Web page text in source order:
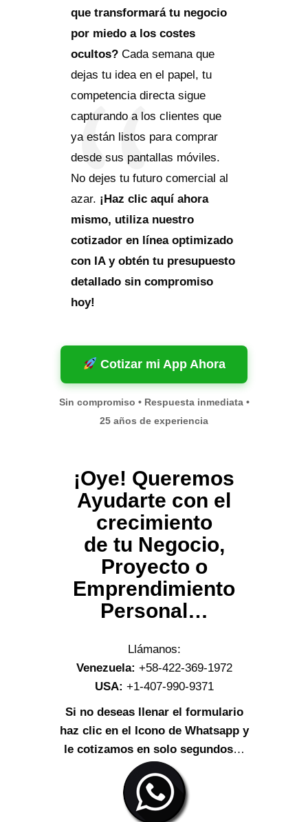
que transformará tu negocio
por miedo a los costes
ocultos? Cada semana que
dejas tu idea en el papel, tu
competencia directa sigue
capturando a los clientes que
ya están listos para comprar
desde sus pantallas móviles.
No dejes tu futuro comercial al
azar. ¡Haz clic aquí ahora
mismo, utiliza nuestro
cotizador en línea optimizado
con IA y obtén tu presupuesto
detallado sin compromiso
hoy!
Cotizar mi App Ahora
Sin compromiso • Respuesta inmediata •
25 años de experiencia
¡Oye! Queremos
Ayudarte con el
crecimiento
de tu Negocio,
Proyecto o
Emprendimiento
Personal…
Llámanos:
Venezuela: +58-422-369-1972
USA: +1-407-990-9371
Si no deseas llenar el formulario
haz clic en el Icono de Whatsapp y
le cotizamos en solo segundos…